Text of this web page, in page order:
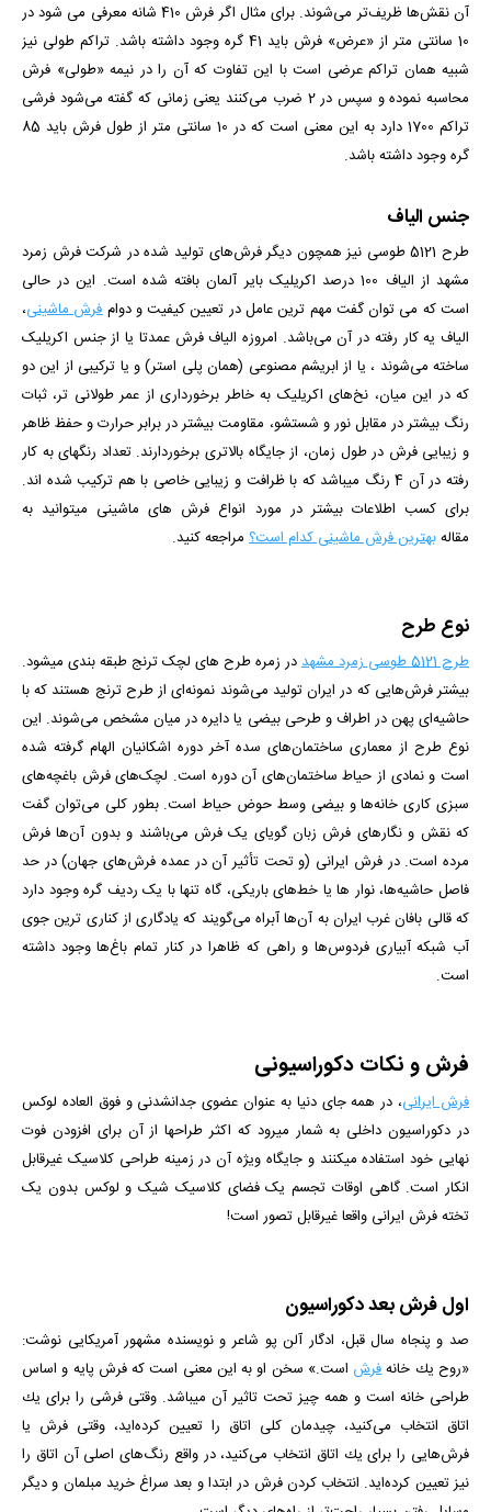
آن نقش‌ها ظریف‌تر می‌شوند. برای مثال اگر فرش 410 شانه معرفی می شود در
10 سانتی متر از «عرض» فرش باید 41 گره وجود داشته باشد. تراکم طولی نیز
شبیه همان تراکم عرضی است با این تفاوت که آن را در نیمه «طولی» فرش
محاسبه نموده و سپس در 2 ضرب می‌کنند یعنی زمانی که گفته می‌شود فرشی
تراکم 1700 دارد به این معنی است که در 10 سانتی متر از طول فرش باید 85
گره وجود داشته باشد.
جنس الیاف
طرح 5121 طوسی نیز همچون دیگر فرش‌های تولید شده در شرکت فرش زمرد
مشهد از الیاف 100 درصد اکریلیک بایر آلمان بافته شده است. این در حالی
است که می توان گفت مهم ترین عامل در تعیین کیفیت و دوامفرش ماشینی،
الیاف یه کار رفته در آن می‌باشد. امروزه الیاف فرش عمدتا یا از جنس اکریلیک
ساخته می‌شوند ، یا از ابریشم مصنوعی (همان پلی استر) و یا ترکیبی از این دو
که در این میان، نخ‌های اکریلیک به خاطر برخورداری از عمر طولانی تر، ثبات
رنگ بیشتر در مقابل نور و شستشو، مقاومت بیشتر در برابر حرارت و حفظ ظاهر
و زیبایی فرش در طول زمان، از جایگاه بالاتری برخوردارند. تعداد رنگ­­های به کار
رفته در آن 4 رنگ می­باشد که با ظرافت و زیبایی خاصی با هم ترکیب شده­ اند.
برای کسب اطلاعات بیشتر در مورد انواع فرش های ماشینی میتوانید به
مقالهبهترین فرش ماشینی کدام است؟ مراجعه کنید.
نوع طرح
طرح 5121 طوسی زمرد مشهد
در زمره طرح های لچک ترنج طبقه بندی می­شود.
بیشتر فرش‌هایی که در ایران تولید می‌شوند نمونه‌ای از طرح ترنج هستند که با
حاشیه‌ای پهن در اطراف و طرحی بیضی یا دایره در میان مشخص می‌شوند. این
نوع طرح از معماری ساختمان‌های سده آخر دوره اشکانیان الهام گرفته شده
است و نمادی از حیاط ساختمان‌های آن دوره است. لچک‌های فرش باغچه‌های
سبزی کاری خانه‌ها و بیضی وسط حوض حیاط است. بطور کلی می‌توان گفت
که نقش و نگارهای فرش زبان گویای یک فرش می‌باشند و بدون آن‌ها فرش
مرده است. در فرش ایرانی (و تحت تأثیر آن در عمده فرش‌های جهان) در حد
فاصل حاشیه‌ها، نوار ها یا خط‌های باریکی، ‌گاه تنها با یک ردیف گره وجود دارد
که قالی بافان غرب ایران به آن‌ها آبراه می‌گویند که یادگاری از کناری ترین جوی
آب شبکه‌ آبیاری فردوس‌ها و راهی که ظاهرا در کنار تمام باغ‌ها وجود داشته
است.
فرش و نکات دکوراسیونی
فرش ایرانی، در همه جای دنیا به عنوان عضوی جدانشدنی و فوق العاده لوکس
در دکوراسیون داخلی به شمار میرود که اکثر طراح­ها از آن برای افزودن فوت
نهایی خود استفاده می­کنند و جایگاه ویژه آن در زمینه طراحی کلاسیک غیرقابل
انکار است. گاهی اوقات تجسم یک فضای کلاسیک شیک و لوکس بدون یک
تخته فرش ایرانی واقعا غیرقابل تصور است!
اول فرش بعد دکوراسیون
صد و پنجاه سال قبل، ادگار آلن پو شاعر و نویسنده مشهور آمریکایی نوشت:
«روح یك خانهفرش است.» سخن او به این معنی است كه فرش پایه و اساس
طراحی خانه است و همه چیز تحت تاثیر آن می­باشد. وقتی فرشی را برای یك
اتاق انتخاب می‌كنید، چیدمان كلی اتاق را تعیین كرده‌اید، وقتی فرش یا
فرش‌هایی را برای یك اتاق انتخاب می‌كنید، در واقع رنگ‌های اصلی آن اتاق را
نیز تعیین كرده‌اید. انتخاب کردن فرش در ابتدا و بعد سراغ خرید مبلمان و دیگر